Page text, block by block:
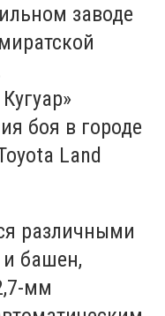
заводе
боя в городе
Land
различными
башен,
мм